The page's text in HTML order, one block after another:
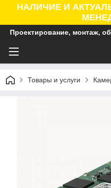
НАЛИЧИЕ И
Проектирование, монтаж,
Товары и услуги